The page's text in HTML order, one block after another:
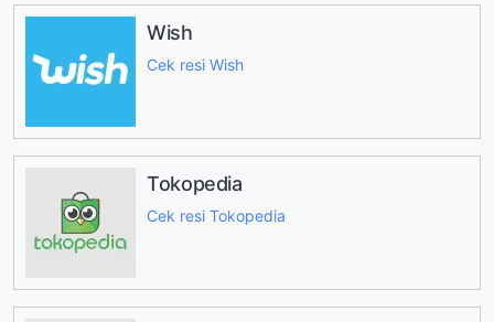
Wish
Cek resi Wish
Tokopedia
Cek resi Tokopedia